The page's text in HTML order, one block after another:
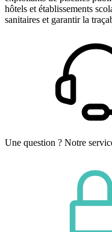
hôtels et établissements
sanitaires et garantir la
Une question ? Notre